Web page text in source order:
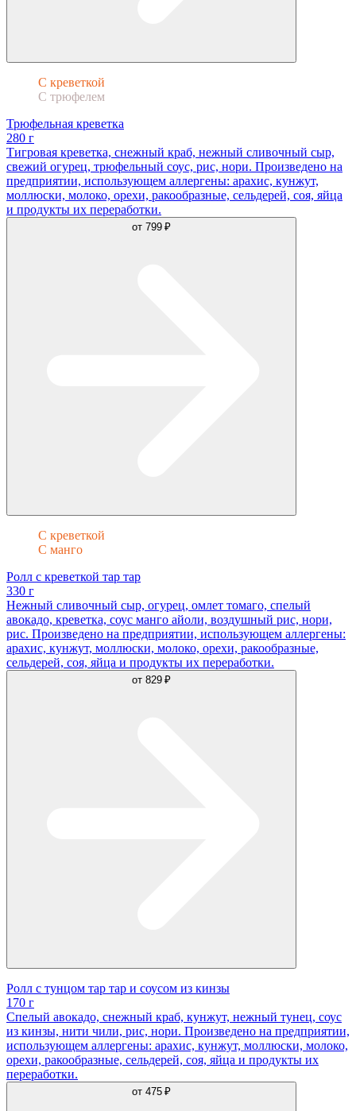
С креветкой
С трюфелем
Трюфельная креветка
280 г
Тигровая креветка, снежный краб, нежный сливочный сыр,
свежий огурец, трюфельный соус, рис, нори. Произведено на
предприятии, использующем аллергены: арахис, кунжут,
моллюски, молоко, орехи, ракообразные, сельдерей, соя, яйца
и продукты их переработки.
от 799 ₽
С креветкой
С манго
Ролл с креветкой тар тар
330 г
Нежный сливочный сыр, огурец, омлет томаго, спелый
авокадо, креветка, соус манго айоли, воздушный рис, нори,
рис. Произведено на предприятии, использующем аллергены:
арахис, кунжут, моллюски, молоко, орехи, ракообразные,
сельдерей, соя, яйца и продукты их переработки.
от 829 ₽
Ролл с тунцом тар тар и соусом из кинзы
170 г
Спелый авокадо, снежный краб, кунжут, нежный тунец, соус
из кинзы, нити чили, рис, нори. Произведено на предприятии,
использующем аллергены: арахис, кунжут, моллюски, молоко,
орехи, ракообразные, сельдерей, соя, яйца и продукты их
переработки.
от 475 ₽